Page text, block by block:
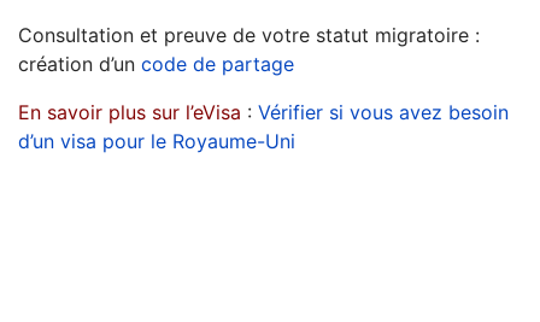
Consultation et preuve de votre statut migratoire : ​
création d’un​ code de partage
En savoir plus sur l’eVisa : Vérifier si vous avez besoin
d’un visa pour le Royaume-Uni